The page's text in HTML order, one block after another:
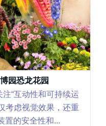
园恐龙花园
“互动性和可持续运
考虑视觉效果，还重
置的安全性和...